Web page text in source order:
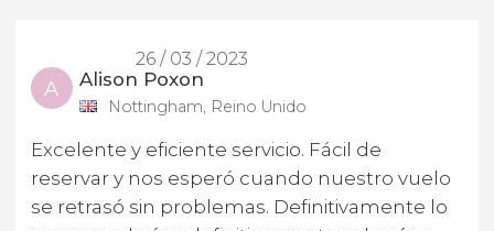
26 / 03 / 2023
A Alison Poxon
Nottingham, Reino Unido
Excelente y eficiente servicio. Fácil de
reservar y nos esperó cuando nuestro vuelo
se retrasó sin problemas. Definitivamente lo